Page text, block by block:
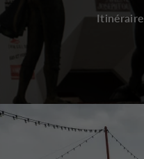
Itinéraire